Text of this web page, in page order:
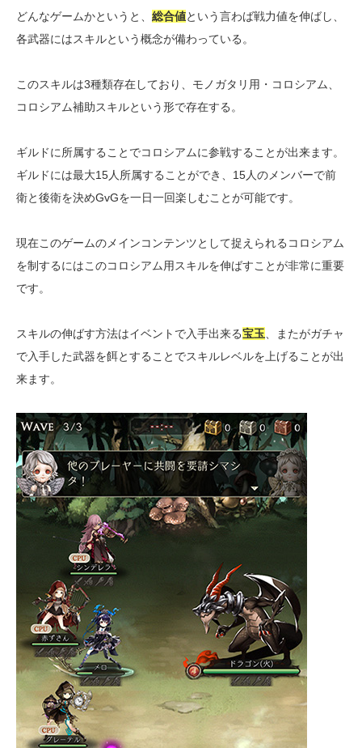
どんなゲームかというと、 総合値という言わば戦力値を伸ばし、
各武器にはスキルという概念が備わっている。
このスキルは3種類存在しており、モノガタリ用・コロシアム、
コロシアム補助スキルという形で存在する。
ギルドに所属することでコロシアムに参戦することが出来ます。
ギルドには最大15人所属することができ、15人のメンバーで前
衛と後衛を決めGvGを一日一回楽しむことが可能です。
現在このゲームのメインコンテンツとして捉えられるコロシアム
を制するにはこのコロシアム用スキルを伸ばすことが非常に重要
です。
スキルの伸ばす方法はイベントで入手出来る宝玉、またがガチャ
で入手した武器を餌とすることでスキルレベルを上げることが出
来ます。